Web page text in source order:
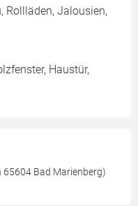
Rollläden, Jalousien,
Haustür,
65604 Bad Marienberg)